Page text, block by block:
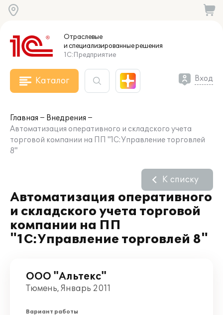
Отраслевые
и специализированныерешения
1С:Предприятие
Каталог Вход
Главная
Внедрения
Автоматизация оперативного и складского учета
торговой компании на ПП "1С:Управление торговлей
8"
Автоматизация оперативного
и складского учета торговой
компании на ПП
"1С:Управление торговлей 8"
К списку
ООО "Альтекс"
Тюмень, Январь 2011
Вариант работы